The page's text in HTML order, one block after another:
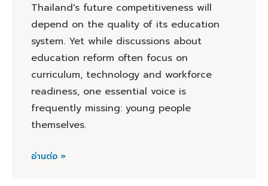
Thailand's future competitiveness will
depend on the quality of its education
system. Yet while discussions about
education reform often focus on
curriculum, technology and workforce
readiness, one essential voice is
frequently missing: young people
themselves.
อ่านต่อ »